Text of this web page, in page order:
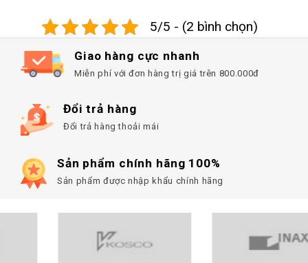
5/5 - (2 bình chọn)
Giao hàng cực nhanh
Miễn phí với đơn hàng trị giá trên 800.000đ
Đổi trả hàng
Đổi trả hàng thoải mái
Sản phẩm chính hãng 100%
Sản phẩm được nhập khẩu chính hãng